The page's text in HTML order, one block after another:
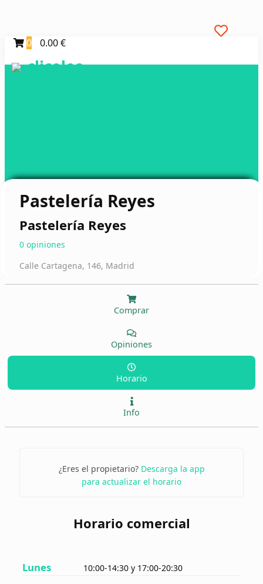
0 0.00 €
clicoleo
Pastelería Reyes
Pastelería Reyes
0 opiniones
Calle Cartagena, 146, Madrid
Comprar
Opiniones
Horario
Info
¿Eres el propietario? Descarga la app
para actualizar el horario
Horario comercial
Lunes 10:00-14:30 y 17:00-20:30